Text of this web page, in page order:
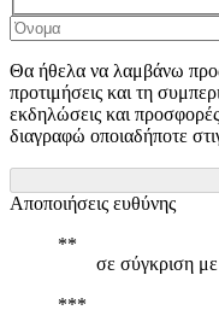
Θα ήθελα να λαμβάνω
προτιμήσεις και τη
εκδηλώσεις και
διαγραφώ οποιαδήποτε
Αποποιήσεις ευθύνης
σε σύγκριση